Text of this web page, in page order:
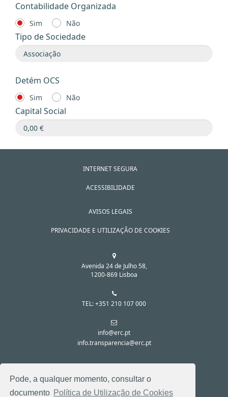
Pode, a qualquer momento, consultar o
documento Política de Utilização de Cookies
Contabilidade Organizada
Sim Não
Tipo de Sociedade
Detém OCS
Sim Não
Capital Social
INTERNET SEGURA
ACESSIBILIDADE
AVISOS LEGAIS
PRIVACIDADE E UTILIZAÇÃO DE COOKIES
Avenida 24 de Julho 58,
1200-869 Lisboa
TEL: +351 210 107 000
info@erc.pt
info.transparencia@erc.pt